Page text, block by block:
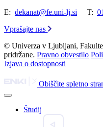
E: dekanat@fe.uni-lj.si T:
Vprašajte nas
© Univerza v Ljubljani,
pridržane. Pravno obvestilo
Izjava o dostopnosti
Obiščite spletno
Študij